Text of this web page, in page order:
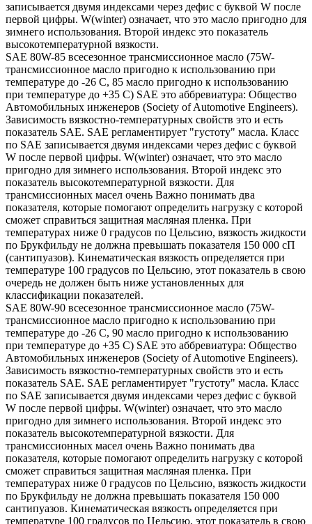
записывается двумя индексами через дефис с буквой W после
первой цифры. W(winter) означает, что это масло пригодно для
зимнего использования. Второй индекс это показатель
высокотемпературной вязкости.
SAE 80W-85 всесезонное трансмиссионное масло (75W-
трансмиссионное масло пригодно к использованию при
температуре до -26 С, 85 масло пригодно к использованию
при температуре до +35 С) SAE это аббревиатура: Общество
Автомобильных инженеров (Society of Automotive Engineers).
Зависимость вязкостно-температурных свойств это и есть
показатель SAE. SAE регламентирует "густоту" масла. Класс
по SAE записывается двумя индексами через дефис с буквой
W после первой цифры. W(winter) означает, что это масло
пригодно для зимнего использования. Второй индекс это
показатель высокотемпературной вязкости. Для
трансмиссионных масел очень Важно понимать два
показателя, которые помогают определить нагрузку с которой
сможет справиться защитная масляная пленка. При
температурах ниже 0 градусов по Цельсию, вязкость жидкости
по Брукфильду не должна превышать показателя 150 000 сП
(сантипуазов). Кинематическая вязкость определяется при
температуре 100 градусов по Цельсию, этот показатель в свою
очередь не должен быть ниже установленных для
классификации показателей.
SAE 80W-90 всесезонное трансмиссионное масло (75W-
трансмиссионное масло пригодно к использованию при
температуре до -26 С, 90 масло пригодно к использованию
при температуре до +35 С) SAE это аббревиатура: Общество
Автомобильных инженеров (Society of Automotive Engineers).
Зависимость вязкостно-температурных свойств это и есть
показатель SAE. SAE регламентирует "густоту" масла. Класс
по SAE записывается двумя индексами через дефис с буквой
W после первой цифры. W(winter) означает, что это масло
пригодно для зимнего использования. Второй индекс это
показатель высокотемпературной вязкости. Для
трансмиссионных масел очень Важно понимать два
показателя, которые помогают определить нагрузку с которой
сможет справиться защитная масляная пленка. При
температурах ниже 0 градусов по Цельсию, вязкость жидкости
по Брукфильду не должна превышать показателя 150 000
сантипуазов. Кинематическая вязкость определяется при
температуре 100 градусов по Цельсию, этот показатель в свою